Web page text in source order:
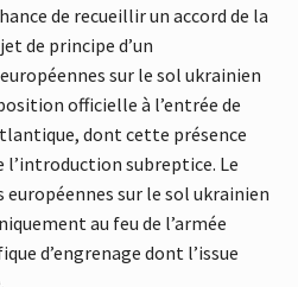
de recueillir un accord de la
de principe d’un
sur le sol ukrainien
officielle à l’entrée de
dont cette présence
subreptice. Le
sur le sol ukrainien
au feu de l’armée
d’engrenage dont l’issue